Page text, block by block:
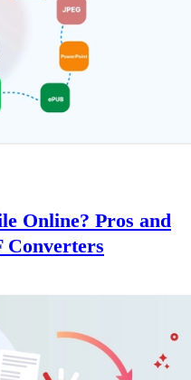
Online? Pros and
Converters